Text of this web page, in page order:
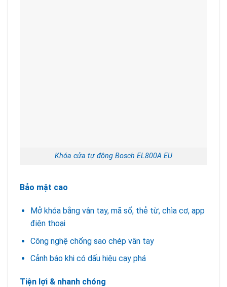
Khóa cửa tự động Bosch EL800A EU
Bảo mật cao
Mở khóa bằng vân tay, mã số, thẻ từ, chìa cơ, app
điện thoại
Công nghệ chống sao chép vân tay
Cảnh báo khi có dấu hiệu cạy phá
Tiện lợi & nhanh chóng